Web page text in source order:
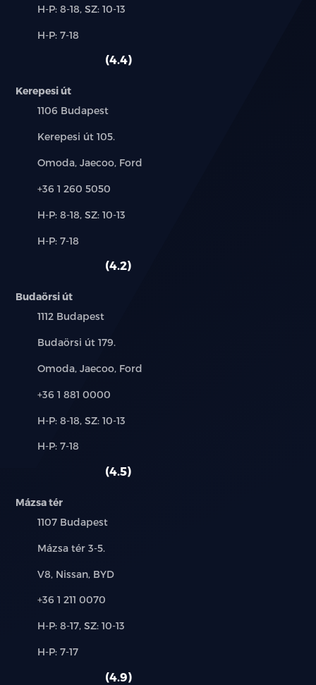
Új-
használt
H-P: 8-18, SZ: 10-13
Alkatrész,
H-P: 7-18
4.4
Kerepesi út
Település:
1106 Budapest
Cím:
Kerepesi út 105.
Márkák:
Omoda, Jaecoo, Ford
Telefon:
+36 1 260 5050
Új-
használt
H-P: 8-18, SZ: 10-13
Alkatrész,
H-P: 7-18
4.2
Budaörsi út
Település:
1112 Budapest
Cím:
Budaörsi út 179.
Márkák:
Omoda, Jaecoo, Ford
Telefon:
+36 1 881 0000
Új-
használt
H-P: 8-18, SZ: 10-13
Alkatrész,
H-P: 7-18
4.5
Mázsa tér
Település:
1107 Budapest
Cím:
Mázsa tér 3-5.
Márkák:
V8, Nissan, BYD
Telefon:
+36 1 211 0070
Új-
használt
H-P: 8-17, SZ: 10-13
Alkatrész,
H-P: 7-17
4.9